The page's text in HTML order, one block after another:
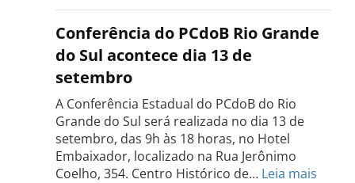
Estadual
do
Tocantins
será
realizada
dia
18
de
setembro
Conferência do PCdoB Rio Grande
do Sul acontece dia 13 de
setembro
A Conferência Estadual do PCdoB do Rio
Grande do Sul será realizada no dia 13 de
setembro, das 9h às 18 horas, no Hotel
Embaixador, localizado na Rua Jerônimo
Coelho, 354. Centro Histórico de… Leia mais